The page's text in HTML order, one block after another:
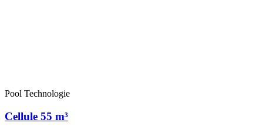
Pool Technologie
Cellule 55 m³